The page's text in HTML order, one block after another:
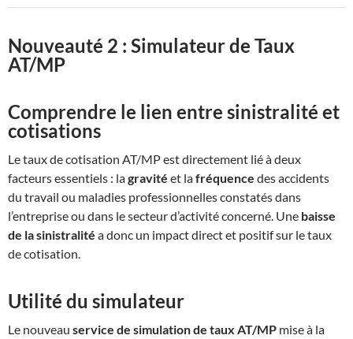
Nouveauté 2 : Simulateur de Taux
AT/MP
Comprendre le lien entre sinistralité et
cotisations
Le taux de cotisation AT/MP est directement lié à deux
facteurs essentiels : lagravité et lafréquence des accidents
du travail ou maladies professionnelles constatés dans
l’entreprise ou dans le secteur d’activité concerné. Une baisse
de la sinistralité a donc un impact direct et positif sur le taux
de cotisation.
Utilité du simulateur
Le nouveau service de simulation de taux AT/MP mise à la